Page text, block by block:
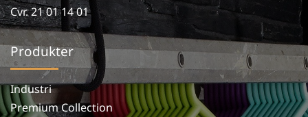
Cvr. 21 01 14 01
Produkter
Industri
Premium Collection